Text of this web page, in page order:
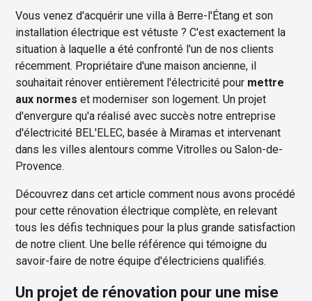
Vous venez d'acquérir une villa à Berre-l'Étang et son
installation électrique est vétuste ? C'est exactement la
situation à laquelle a été confronté l'un de nos clients
récemment. Propriétaire d'une maison ancienne, il
souhaitait rénover entièrement l'électricité pour mettre
aux normes et moderniser son logement. Un projet
d'envergure qu'a réalisé avec succès notre entreprise
d'électricité BEL'ELEC, basée à Miramas et intervenant
dans les villes alentours comme Vitrolles ou Salon-de-
Provence.
Découvrez dans cet article comment nous avons procédé
pour cette rénovation électrique complète, en relevant
tous les défis techniques pour la plus grande satisfaction
de notre client. Une belle référence qui témoigne du
savoir-faire de notre équipe d'électriciens qualifiés.
Un projet de rénovation pour une mise